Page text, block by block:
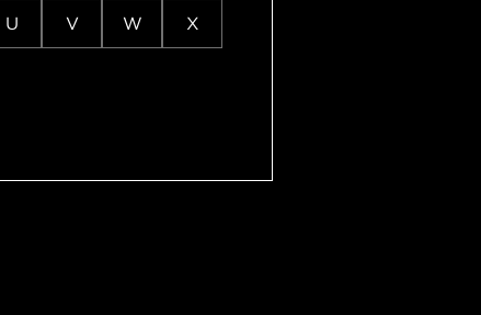
U V W X